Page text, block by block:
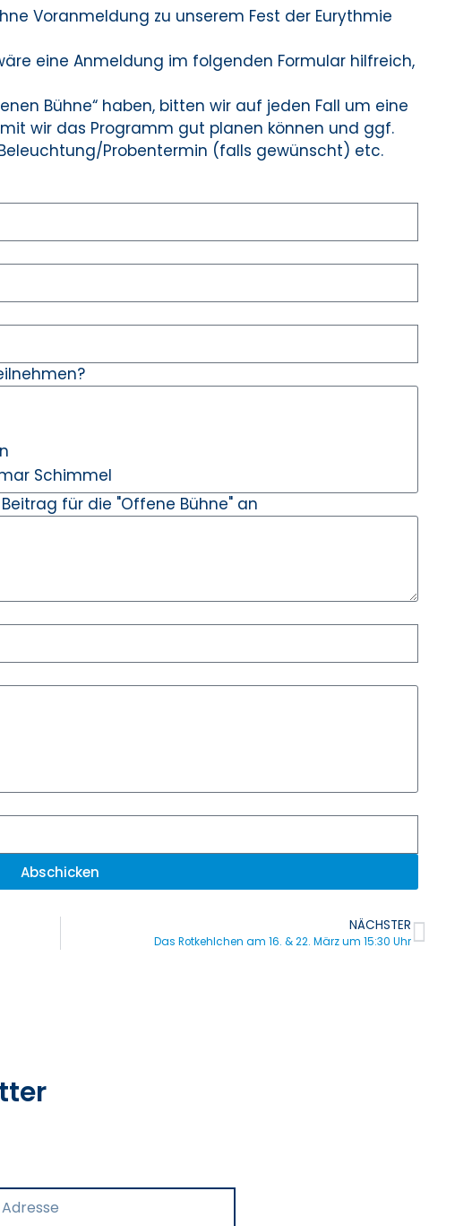
Voranmeldung zu unserem Fest der Eurythmie
eine Anmeldung im folgenden Formular hilfreich,
Bühne“ haben, bitten wir auf jeden Fall um eine
wir das Programm gut planen können und ggf.
Probentermin (falls gewünscht) etc.
für die "Offene Bühne" an
Abschicken
NÄCHSTER
Das Rotkehlchen am 16. & 22. März um 15:30 Uhr